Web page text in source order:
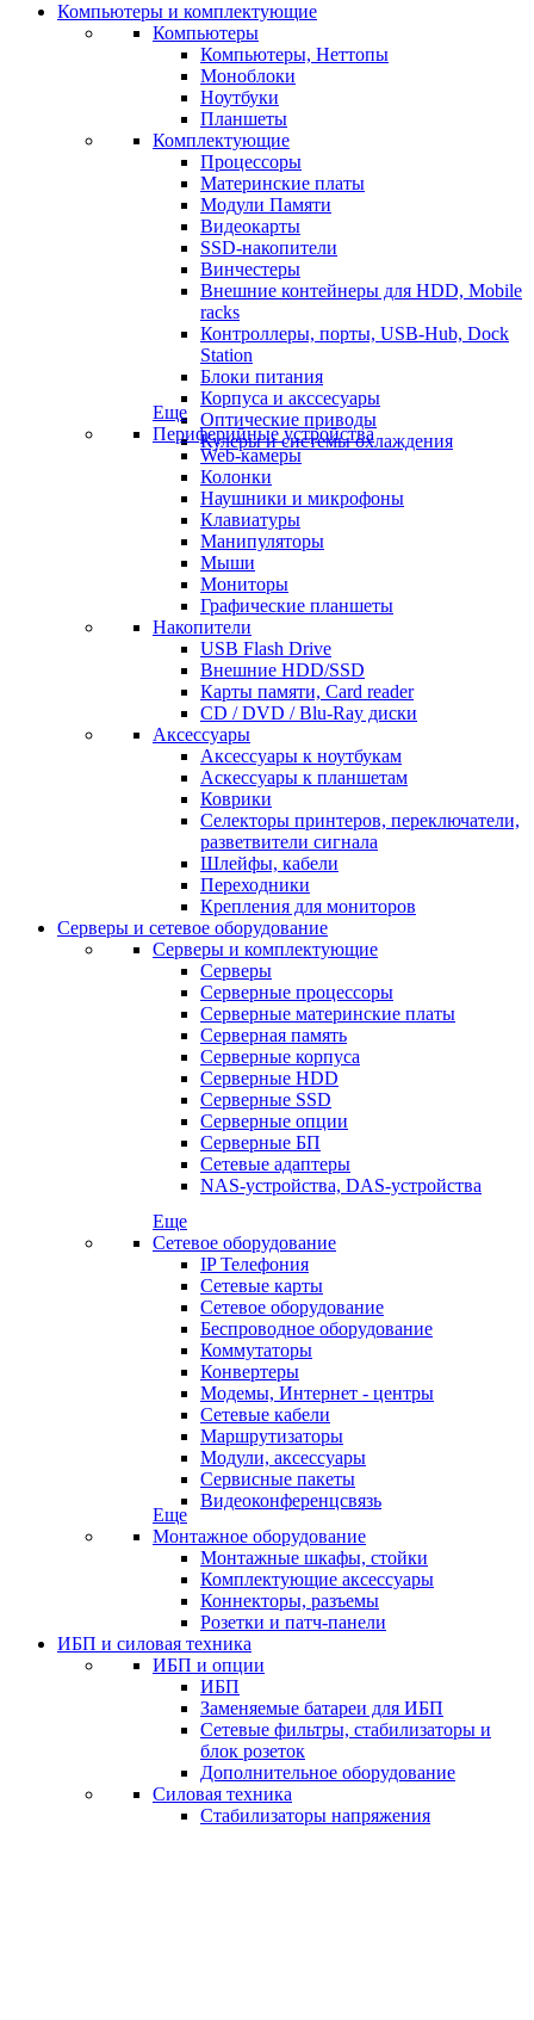
Компьютеры и комплектующие
Компьютеры
Компьютеры, Неттопы
Моноблоки
Ноутбуки
Планшеты
Комплектующие
Процессоры
Материнские платы
Модули Памяти
Видеокарты
SSD-накопители
Винчестеры
Внешние контейнеры для HDD, Mobile
racks
Контроллеры, порты, USB-Hub, Dock
Station
Блоки питания
Корпуса и акссесуары
Оптические приводы
Кулеры и системы охлаждения
Еще
Периферийные устройства
Web-камеры
Колонки
Наушники и микрофоны
Клавиатуры
Манипуляторы
Мыши
Мониторы
Графические планшеты
Накопители
USB Flash Drive
Внешние HDD/SSD
Карты памяти, Card reader
CD / DVD / Blu-Ray диски
Аксессуары
Аксессуары к ноутбукам
Аскессуары к планшетам
Коврики
Селекторы принтеров, переключатели,
разветвители сигнала
Шлейфы, кабели
Переходники
Крепления для мониторов
Серверы и сетевое оборудование
Серверы и комплектующие
Серверы
Серверные процессоры
Серверные материнские платы
Серверная память
Серверные корпуса
Серверные HDD
Серверные SSD
Серверные опции
Серверные БП
Сетевые адаптеры
NAS-устройства, DAS-устройства
Еще
Сетевое оборудование
IP Телефония
Сетевые карты
Сетевое оборудование
Беспроводное оборудование
Коммутаторы
Конвертеры
Модемы, Интернет - центры
Сетевые кабели
Маршрутизаторы
Модули, аксессуары
Сервисные пакеты
Видеоконференцсвязь
Еще
Монтажное оборудование
Монтажные шкафы, стойки
Комплектующие аксессуары
Коннекторы, разъемы
Розетки и патч-панели
ИБП и силовая техника
ИБП и опции
ИБП
Заменяемые батареи для ИБП
Сетевые фильтры, стабилизаторы и
блок розеток
Дополнительное оборудование
Силовая техника
Стабилизаторы напряжения